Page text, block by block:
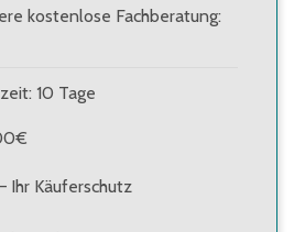
kostenlose Fachberatung:
10 Tage
Ihr Käuferschutz